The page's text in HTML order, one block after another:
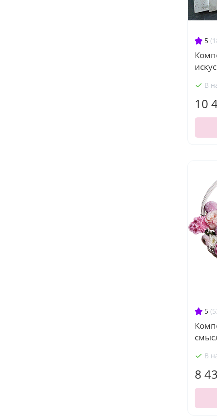
5
В
10
5
В
8